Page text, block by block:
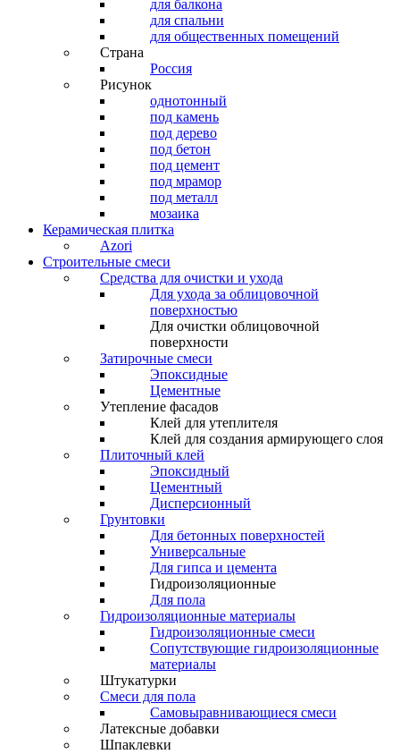
для балкона
для спальни
для общественных помещений
Страна
Россия
Рисунок
однотонный
под камень
под дерево
под бетон
под цемент
под мрамор
под металл
мозаика
Керамическая плитка
Azori
Строительные смеси
Средства для очистки и ухода
Для ухода за облицовочной
поверхностью
Для очистки облицовочной
поверхности
Затирочные смеси
Эпоксидные
Цементные
Утепление фасадов
Клей для утеплителя
Клей для создания армирующего слоя
Плиточный клей
Эпоксидный
Цементный
Дисперсионный
Грунтовки
Для бетонных поверхностей
Универсальные
Для гипса и цемента
Гидроизоляционные
Для пола
Гидроизоляционные материалы
Гидроизоляционные смеси
Сопутствующие гидроизоляционные
материалы
Штукатурки
Смеси для пола
Самовыравнивающиеся смеси
Латексные добавки
Шпаклевки